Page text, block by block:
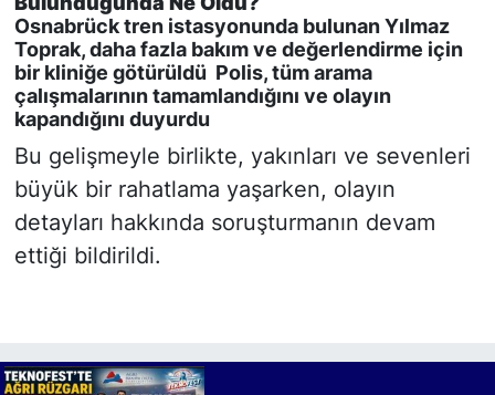
Osnabrück tren istasyonunda bulunan Yılmaz
Toprak, daha fazla bakım ve değerlendirme için
bir kliniğe götürüldü Polis, tüm arama
çalışmalarının tamamlandığını ve olayın
kapandığını duyurdu
Bu gelişmeyle birlikte, yakınları ve sevenleri
büyük bir rahatlama yaşarken, olayın
detayları hakkında soruşturmanın devam
ettiği bildirildi.